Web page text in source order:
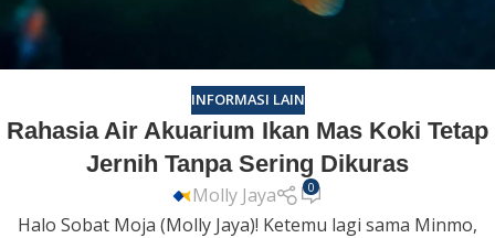
INFORMASI LAIN
Rahasia Air Akuarium Ikan Mas Koki Tetap
Jernih Tanpa Sering Dikuras
Molly Jaya 0
Halo Sobat Moja (Molly Jaya)! Ketemu lagi sama Minmo,